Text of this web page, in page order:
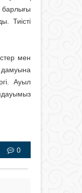
барлығы
Тиісті
мен
дамуына
Ауыл
0